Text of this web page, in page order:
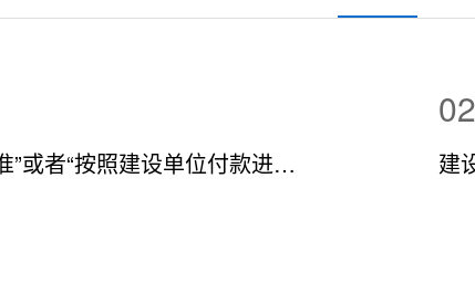
"以建设单位审计结果为准”或者“按照建设单位付款进度支付工程款”约定的 建